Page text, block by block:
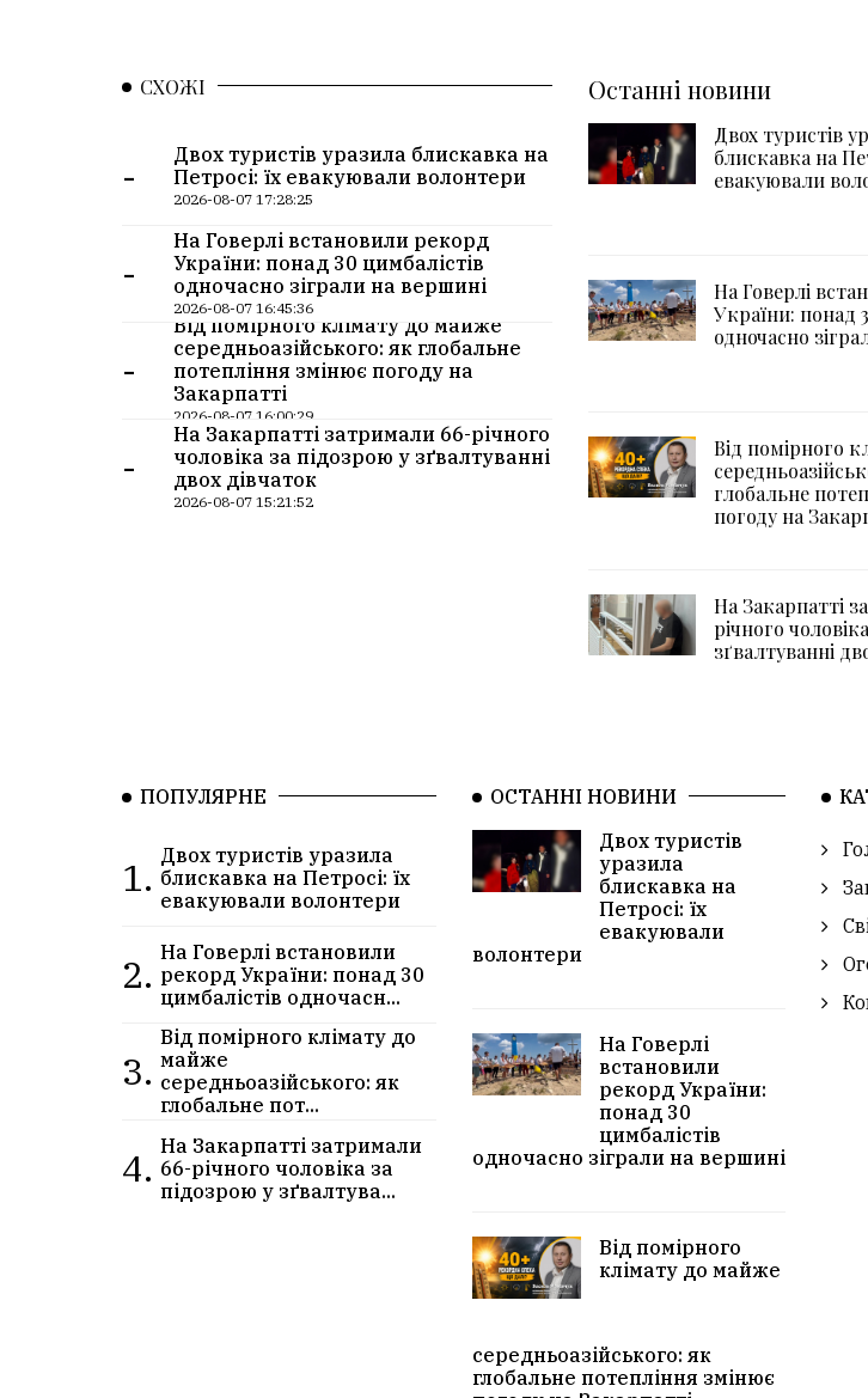
СХОЖІ
-
Двох туристів уразила блискавка на
Петросі: їх евакуювали волонтери
2026-08-07 17:28:25
-
На Говерлі встановили рекорд
України: понад 30 цимбалістів
одночасно зіграли на вершині
2026-08-07 16:45:36
-
Від помірного клімату до майже
середньоазійського: як глобальне
потепління змінює погоду на
Закарпатті
2026-08-07 16:00:29
-
На Закарпатті затримали 66-річного
чоловіка за підозрою у зґвалтуванні
двох дівчаток
2026-08-07 15:21:52
Останні новини
Двох туристів
блискавка на
евакуювали
На Говерлі
України: понад
одночасно
Від помірного
глобальне
погоду на
На Закарпатті
річного
зґвалтуванні
ПОПУЛЯРНЕ
1. Двох туристів уразила
блискавка на Петросі: їх
евакуювали волонтери
2. На Говерлі встановили
рекорд України: понад 30
цимбалістів одночасн...
3.
Від помірного клімату до
майже
середньоазійського: як
глобальне пот...
4. На Закарпатті затримали
66-річного чоловіка за
підозрою у зґвалтува...
ОСТАННІ НОВИНИ
Двох туристів
уразила
блискавка на
Петросі: їх
евакуювали
волонтери
На Говерлі
встановили
рекорд України:
понад 30
цимбалістів
одночасно зіграли на вершині
Від помірного
клімату до майже
середньоазійського: як
глобальне потепління змінює